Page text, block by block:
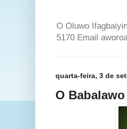
O Oluwo
5170 Email
quarta-feira, 3 de
O